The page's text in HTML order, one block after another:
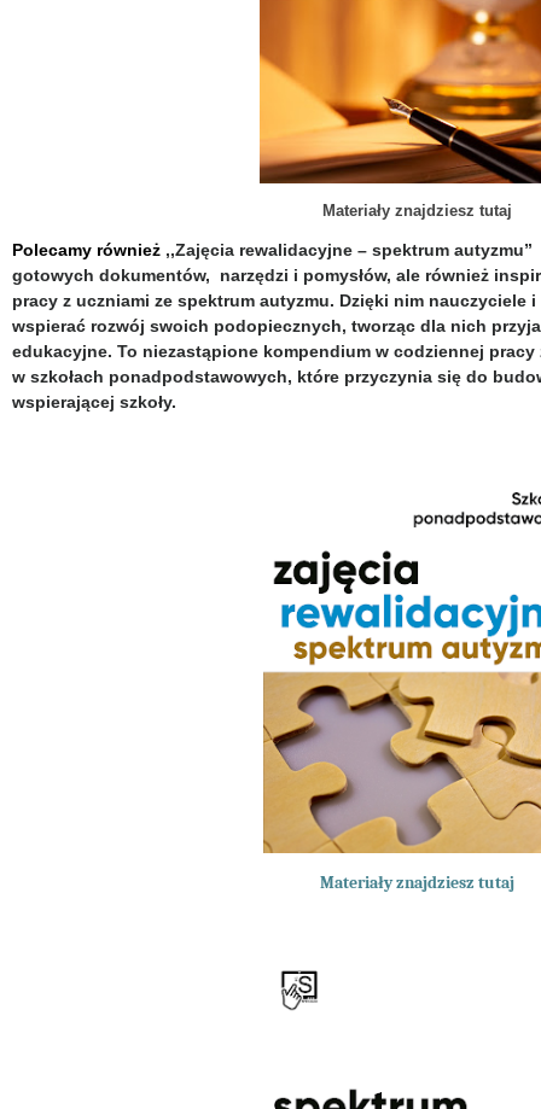
Materiały znajdziesz tutaj
Polecamy również ,,Zajęcia rewalidacyjne – spektrum
gotowych dokumentów, narzędzi i pomysłów, ale również
pracy z uczniami ze spektrum autyzmu. Dzięki nim nauczyciele
wspierać rozwój swoich podopiecznych, tworząc dla nich
edukacyjne. To niezastąpione kompendium w codziennej
w szkołach ponadpodstawowych, które przyczynia się do
wspierającej szkoły.
Materiały znajdziesz tutaj